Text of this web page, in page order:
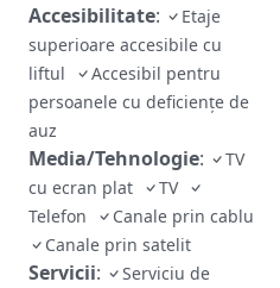
Accesibilitate:
Etaje
superioare accesibile cu
liftul
Accesibil pentru
persoanele cu deficiențe de
auz
Media/Tehnologie:
TV
cu ecran plat
TV
Telefon
Canale prin cablu
Canale prin satelit
Servicii:
Serviciu de